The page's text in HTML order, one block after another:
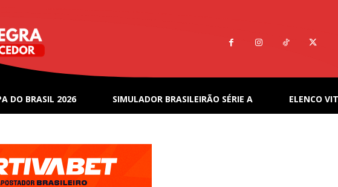
DO BRASIL 2026 SIMULADOR BRASILEIRÃO SÉRIE A ELENCO